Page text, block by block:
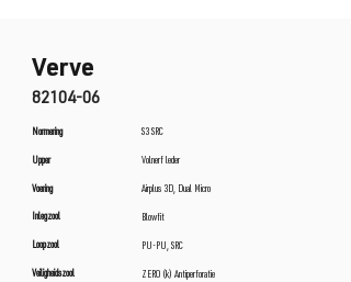
Verve
82104-06
Normering S3 SRC
Upper Volnerf leder
Voering Airplus 3D, Dual Micro
Inlegzool Blowfit
Loopzool PU-PU, SRC
Veiligheidszool ZERO (k) Antiperforatie